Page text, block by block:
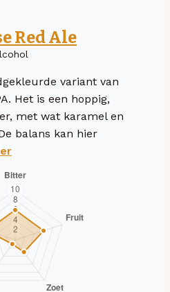
Red Ale
variant van
Het is een hoppig,
met wat karamel en
balans kan hier